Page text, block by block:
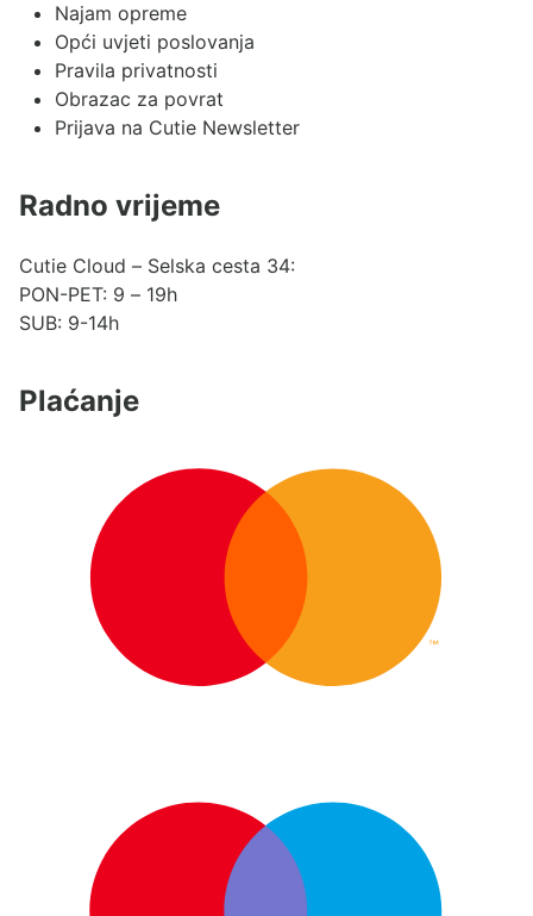
Najam opreme
Opći uvjeti poslovanja
Pravila privatnosti
Obrazac za povrat
Prijava na Cutie Newsletter
Radno vrijeme
Cutie Cloud – Selska cesta 34:
PON-PET: 9 – 19h
SUB: 9-14h
Plaćanje